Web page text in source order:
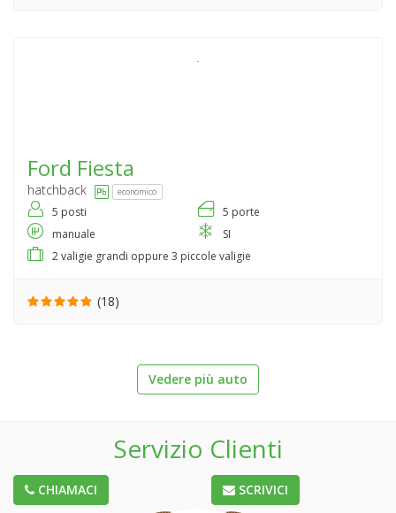
Ford Fiesta
hatchback economico
5 posti
5 porte
manuale
SI
2 valigie grandi oppure 3 piccole valigie
(18)
Vedere più auto
Servizio Clienti
CHIAMACI SCRIVICI